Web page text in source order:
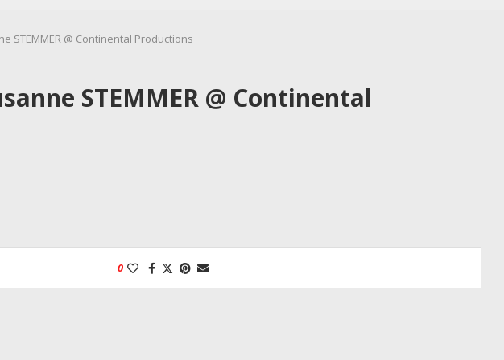
STEMMER @ Continental Productions
STEMMER @ Continental
0